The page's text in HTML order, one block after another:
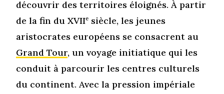
découvrir des territoires éloignés. À partir
de la fin du XVIIe siècle, les jeunes
aristocrates européens se consacrent au
Grand Tour, un voyage initiatique qui les
conduit à parcourir les centres culturels
du continent. Avec la pression impériale